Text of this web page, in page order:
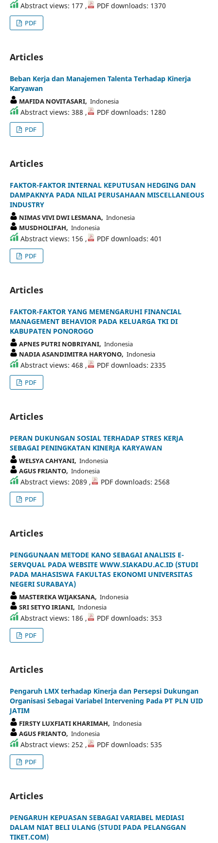
Abstract views: 177 , PDF downloads: 1370
PDF
Articles
Beban Kerja dan Manajemen Talenta Terhadap Kinerja
Karyawan
MAFIDA NOVITASARI, Indonesia
Abstract views: 388 , PDF downloads: 1280
PDF
Articles
FAKTOR-FAKTOR INTERNAL KEPUTUSAN HEDGING DAN
DAMPAKNYA PADA NILAI PERUSAHAAN MISCELLANEOUS
INDUSTRY
NIMAS VIVI DWI LESMANA, Indonesia
MUSDHOLIFAH, Indonesia
Abstract views: 156 , PDF downloads: 401
PDF
Articles
FAKTOR-FAKTOR YANG MEMENGARUHI FINANCIAL
MANAGEMENT BEHAVIOR PADA KELUARGA TKI DI
KABUPATEN PONOROGO
APNES PUTRI NOBRIYANI, Indonesia
NADIA ASANDIMITRA HARYONO, Indonesia
Abstract views: 468 , PDF downloads: 2335
PDF
Articles
PERAN DUKUNGAN SOSIAL TERHADAP STRES KERJA
SEBAGAI PENINGKATAN KINERJA KARYAWAN
WELSYA CAHYANI, Indonesia
AGUS FRIANTO, Indonesia
Abstract views: 2089 , PDF downloads: 2568
PDF
Articles
PENGGUNAAN METODE KANO SEBAGAI ANALISIS E-
SERVQUAL PADA WEBSITE WWW.SIAKADU.AC.ID (STUDI
PADA MAHASISWA FAKULTAS EKONOMI UNIVERSITAS
NEGERI SURABAYA)
MASTEREKA WIJAKSANA, Indonesia
SRI SETYO IRIANI, Indonesia
Abstract views: 186 , PDF downloads: 353
PDF
Articles
Pengaruh LMX terhadap Kinerja dan Persepsi Dukungan
Organisasi Sebagai Variabel Intervening Pada PT PLN UID
JATIM
FIRSTY LUXFIATI KHARIMAH, Indonesia
AGUS FRIANTO, Indonesia
Abstract views: 252 , PDF downloads: 535
PDF
Articles
PENGARUH KEPUASAN SEBAGAI VARIABEL MEDIASI
DALAM NIAT BELI ULANG (STUDI PADA PELANGGAN
TIKET.COM)